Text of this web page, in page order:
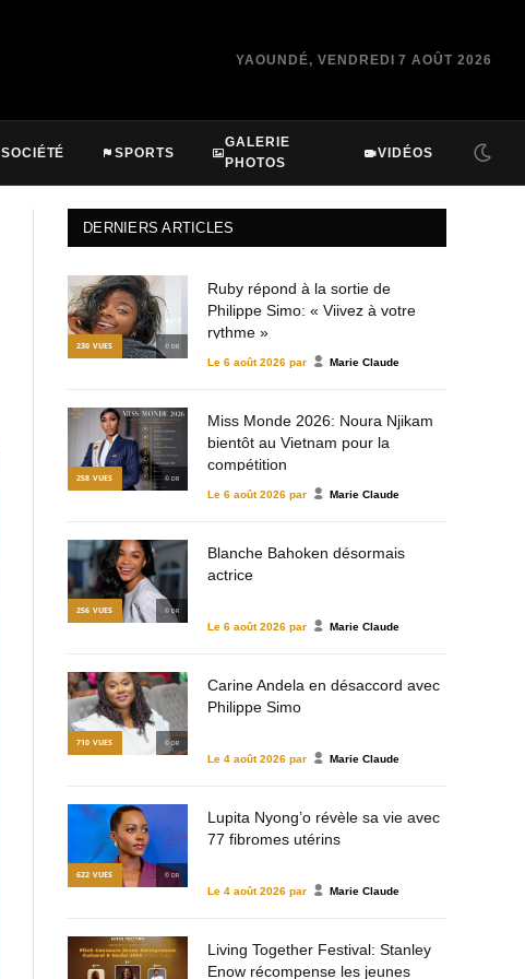
YAOUNDÉ, VENDREDI 7 AOÛT 2026
SOCIÉTÉ SPORTS
GALERIE
PHOTOS
VIDÉOS
DERNIERS ARTICLES
230 VUES © DR
Ruby répond à la sortie de
Philippe Simo: « Viivez à votre
rythme »
Le 6 août 2026 par Marie Claude
258 VUES © DR
Miss Monde 2026: Noura Njikam
bientôt au Vietnam pour la
compétition
Le 6 août 2026 par Marie Claude
256 VUES © DR
Blanche Bahoken désormais
actrice
Le 6 août 2026 par Marie Claude
710 VUES © DR
Carine Andela en désaccord avec
Philippe Simo
Le 4 août 2026 par Marie Claude
622 VUES © DR
Lupita Nyong’o révèle sa vie avec
77 fibromes utérins
Le 4 août 2026 par Marie Claude
Living Together Festival: Stanley
Enow récompense les jeunes